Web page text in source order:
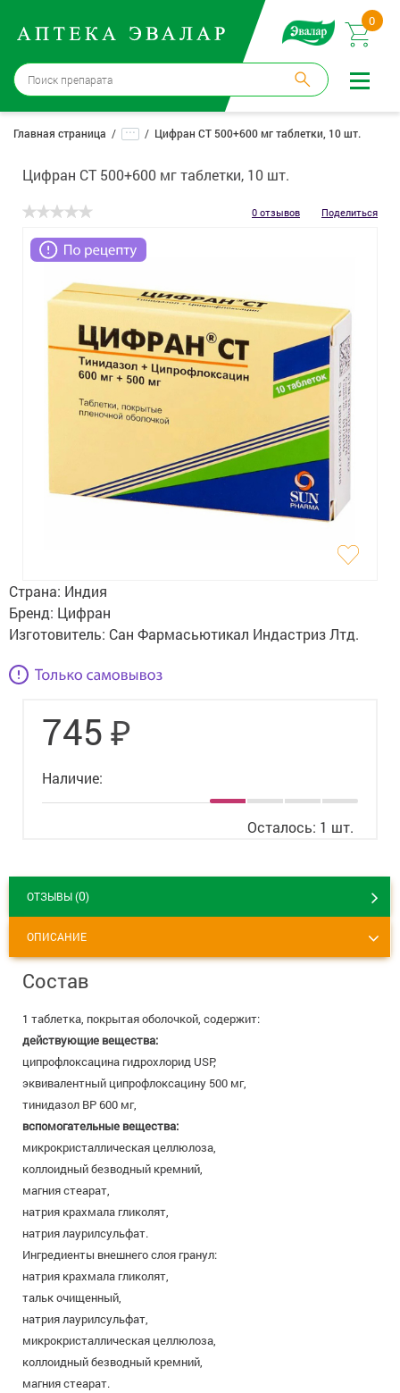
0
Бийск→ 15 аптек
Войти |
Регистрация
Доставка и оплата
Способ получения:
Лекарства
Косметика
Изделия медицинского назначения
Планирование семьи
Ортопедия
Мама и малыш
Уход за больными
Витамины и БАД
Главная страница ... Цифран СТ 500+600 мг таблетки, 10 шт.
Цифран СТ 500+600 мг таблетки, 10 шт.
0 отзывов Поделиться
Страна: Индия
Бренд: Цифран
Изготовитель: Сан Фармасьютикал Индастриз Лтд.
745₽
Наличие:
Осталось: 1 шт.
ОТЗЫВЫ (0)
ОПИСАНИЕ
Состав
1 таблетка, покрытая оболочкой, содержит:
действующие вещества:
ципрофлоксацина гидрохлорид USP,
эквивалентный ципрофлоксацину 500 мг,
тинидазол ВР 600 мг,
вспомогательные вещества:
микрокристаллическая целлюлоза,
коллоидный безводный кремний,
магния стеарат,
натрия крахмала гликолят,
натрия лаурилсульфат.
Ингредиенты внешнего слоя гранул:
натрия крахмала гликолят,
тальк очищенный,
натрия лаурилсульфат,
микрокристаллическая целлюлоза,
коллоидный безводный кремний,
магния стеарат.